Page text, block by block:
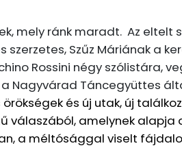
mely ránk maradt. Az
szerzetes, Szűz Máriának
Rossini négy szólistára,
Nagyvárad Táncegyüttes
és új utak, új
amelynek alapja
a méltósággal viselt